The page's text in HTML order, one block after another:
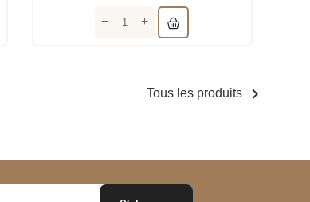
Tous les produits 